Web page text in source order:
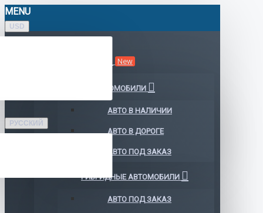
MENU
USD
РУССКИЙ
New
ЭЛЕКТРОМОБИЛИ
АВТО В НАЛИЧИИ
АВТО В ДОРОГЕ
АВТО ПОД ЗАКАЗ
ГИБРИДНЫЕ АВТОМОБИЛИ
АВТО ПОД ЗАКАЗ